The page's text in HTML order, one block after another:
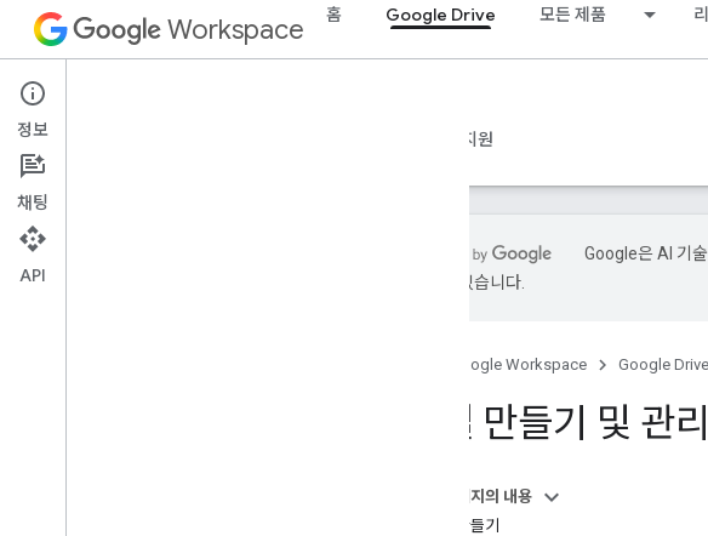
Workspace 홈 Google Drive 모든 제품
Google Drive
개요 지원
Google은 AI 기
있을 수 있습니다.
Google Workspace Google Drive
파일 만들기 및 관리
이 페이지의 내용
파일 만들기
정보
채팅
API